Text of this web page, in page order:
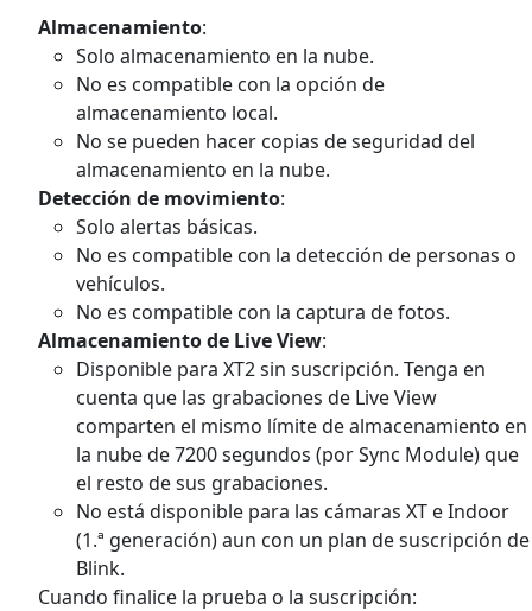
Almacenamiento:
Solo almacenamiento en la nube.
No es compatible con la opción de
almacenamiento local.
No se pueden hacer copias de seguridad del
almacenamiento en la nube.
Detección de movimiento:
Solo alertas básicas.
No es compatible con la detección de personas o
vehículos.
No es compatible con la captura de fotos.
Almacenamiento de Live View:
Disponible para XT2 sin suscripción. Tenga en
cuenta que las grabaciones de Live View
comparten el mismo límite de almacenamiento en
la nube de 7200 segundos (por Sync Module) que
el resto de sus grabaciones.
No está disponible para las cámaras XT e Indoor
(1.ª generación) aun con un plan de suscripción de
Blink.
Cuando finalice la prueba o la suscripción: